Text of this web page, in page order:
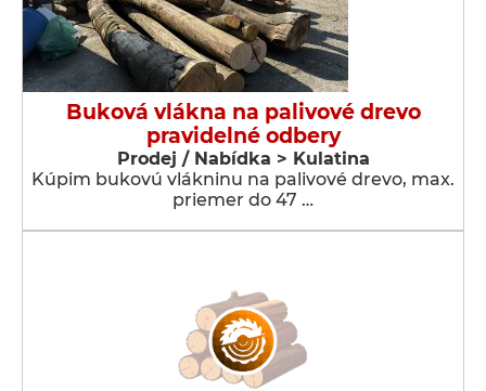
Buková vlákna na palivové drevo
pravidelné odbery
Prodej / Nabídka > Kulatina
Kúpim bukovú vlákninu na palivové drevo, max.
priemer do 47 …